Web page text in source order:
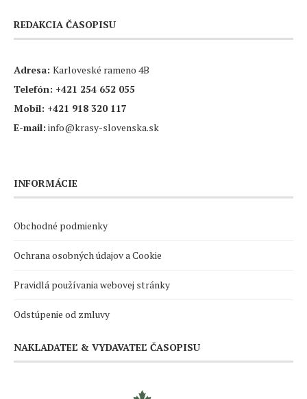
REDAKCIA ČASOPISU
Adresa: Karloveské rameno 4B
Telefón: +421 254 652 055
Mobil: +421 918 320 117
E-mail: info@krasy-slovenska.sk
INFORMÁCIE
Obchodné podmienky
Ochrana osobných údajov a Cookie
Pravidlá používania webovej stránky
Odstúpenie od zmluvy
NAKLADATEĽ & VYDAVATEĽ ČASOPISU